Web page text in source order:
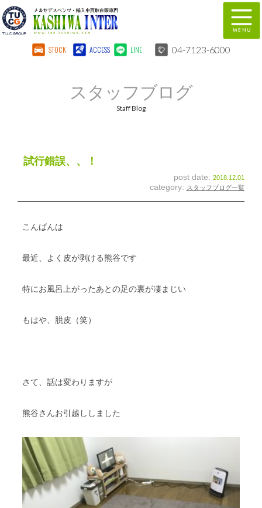
STOCK ACCESS LINE 04-7123-6000
全国納車
自動車保険
リクルート
会社概要
スタッフブログ
スタッフブログ
Staff Blog
試行錯誤、、！
post date: 2018.12.01
category: スタッフブログ一覧
こんばんは
最近、よく皮が剥ける熊谷です
特にお風呂上がったあとの足の裏が凄まじい
もはや、脱皮（笑）
さて、話は変わりますが
熊谷さんお引越ししました